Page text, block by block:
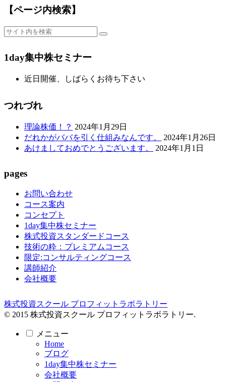
【ページ内検索】
1day集中株セミナー
近日開催、しばらくお待ち下さい
つれづれ
理論株価！？ 2024年1月29日
だれかがババを引く仕組みなんです。
2024年1月26日
あけましておめでとうございます。
2024年1月1日
pages
お問い合わせ
コース案内
コンセプト
1day集中株セミナー
株式投資スタンダードコース
技術の粋：プレミアムコース
限定:コンサルティングコース
講師紹介
会社概要
株式投資スクール プロフィットラボラトリー
© 2015 株式投資スクール プロフィットラボラトリー.
メニュー
Home
ブログ
1day集中株セミナー
会社概要